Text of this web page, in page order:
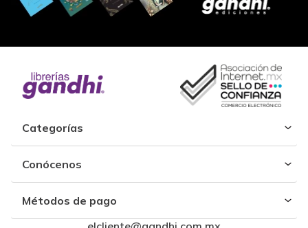
Categorías
Conócenos
Métodos de pago